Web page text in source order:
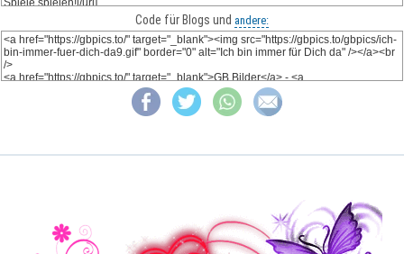
Code für Blogs und andere: